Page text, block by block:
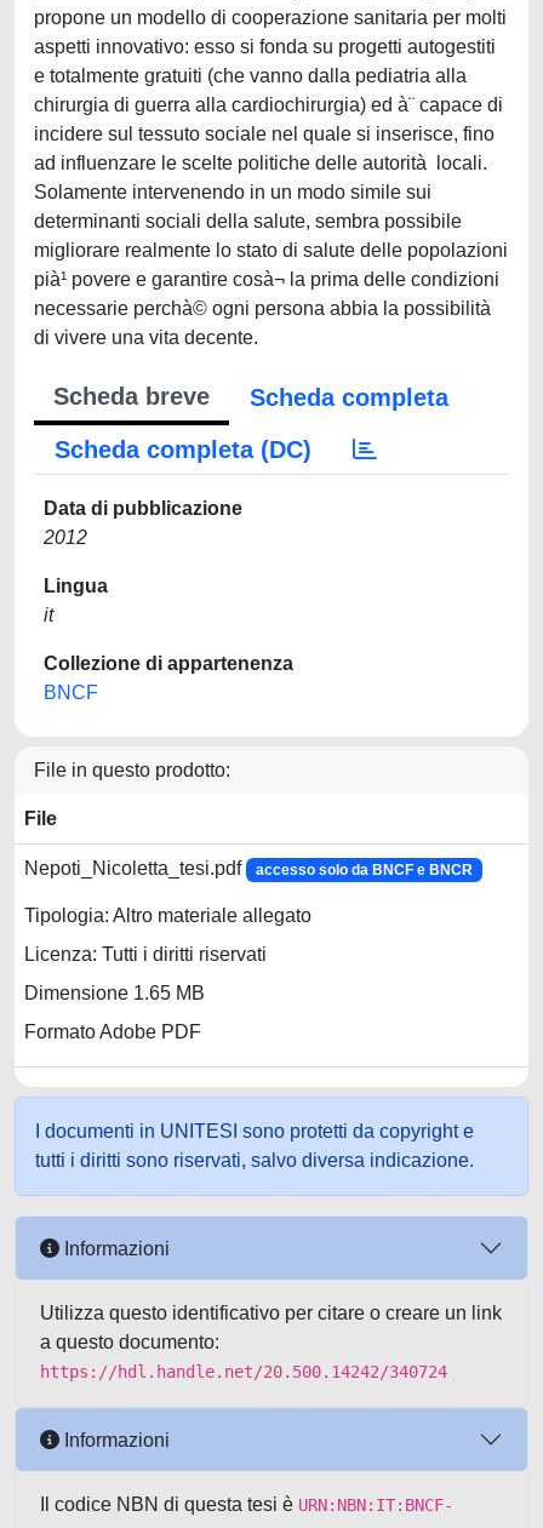
propone un modello di cooperazione sanitaria per molti
aspetti innovativo: esso si fonda su progetti autogestiti
e totalmente gratuiti (che vanno dalla pediatria alla
chirurgia di guerra alla cardiochirurgia) ed à¨ capace di
incidere sul tessuto sociale nel quale si inserisce, fino
ad influenzare le scelte politiche delle autorità locali.
Solamente intervenendo in un modo simile sui
determinanti sociali della salute, sembra possibile
migliorare realmente lo stato di salute delle popolazioni
pià¹ povere e garantire cosà¬ la prima delle condizioni
necessarie perchà© ogni persona abbia la possibilità
di vivere una vita decente.
Scheda breve
Scheda completa
Scheda completa (DC)
Data di pubblicazione
2012
Lingua
it
Collezione di appartenenza
BNCF
File in questo prodotto:
File
Nepoti_Nicoletta_tesi.pdf accesso solo da BNCF e BNCR
Tipologia: Altro materiale allegato
Licenza: Tutti i diritti riservati
Dimensione 1.65 MB
Formato Adobe PDF
I documenti in UNITESI sono protetti da copyright e
tutti i diritti sono riservati, salvo diversa indicazione.
Informazioni
Utilizza questo identificativo per citare o creare un link
a questo documento:
https://hdl.handle.net/20.500.14242/340724
Informazioni
Il codice NBN di questa tesi è URN:NBN:IT:BNCF-